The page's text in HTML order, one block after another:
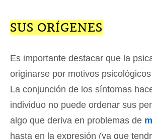
SUS ORÍGENES
Es importante destacar que la
originarse por motivos
La conjunción de los síntomas
individuo no puede ordenar sus
algo que deriva en problemas de
hasta en la expresión (ya que